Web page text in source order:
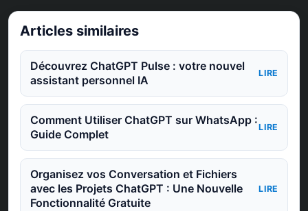
Articles similaires
Découvrez ChatGPT Pulse : votre nouvel
assistant personnel IA
LIRE
Comment Utiliser ChatGPT sur WhatsApp :
Guide Complet
LIRE
Organisez vos Conversation et Fichiers
avec les Projets ChatGPT : Une Nouvelle
Fonctionnalité Gratuite
LIRE